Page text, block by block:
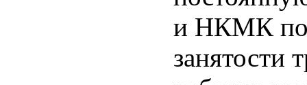
и НКМК по
занятости